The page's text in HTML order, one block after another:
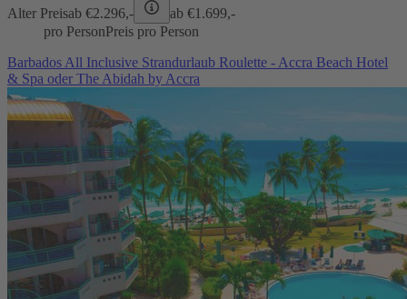
Alter Preisab €2.296,- ab €1.699,-
pro PersonPreis pro Person
Barbados All Inclusive Strandurlaub Roulette - Accra Beach Hotel
& Spa oder The Abidah by Accra